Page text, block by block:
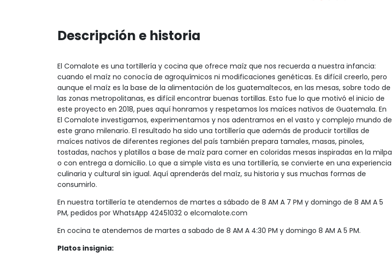
Descripción e historia
El Comalote es una tortillería y cocina que ofrece maíz que nos recuerda a nuestra infancia:
cuando el maíz no conocía de agroquímicos ni modificaciones genéticas. Es difícil creerlo, pero
aunque el maíz es la base de la alimentación de los guatemaltecos, en las mesas, sobre todo de
las zonas metropolitanas, es difícil encontrar buenas tortillas. Esto fue lo que motivó el inicio de
este proyecto en 2018, pues aquí honramos y respetamos los maíces nativos de Guatemala. En
El Comalote investigamos, experimentamos y nos adentramos en el vasto y complejo mundo de
este grano milenario. El resultado ha sido una tortillería que además de producir tortillas de
maíces nativos de diferentes regiones del país también prepara tamales, masas, pinoles,
tostadas, nachos y platillos a base de maíz para comer en coloridas mesas inspiradas en la milpa
o con entrega a domicilio. Lo que a simple vista es una tortillería, se convierte en una experiencia
culinaria y cultural sin igual. Aquí aprenderás del maíz, su historia y sus muchas formas de
consumirlo.
En nuestra tortillería te atendemos de martes a sábado de 8 AM A 7 PM y domingo de 8 AM A 5
PM, pedidos por WhatsApp 42451032 o elcomalote.com
En cocina te atendemos de martes a sabado de 8 AM A 4:30 PM y domingo 8 AM A 5 PM.
Platos insignia: